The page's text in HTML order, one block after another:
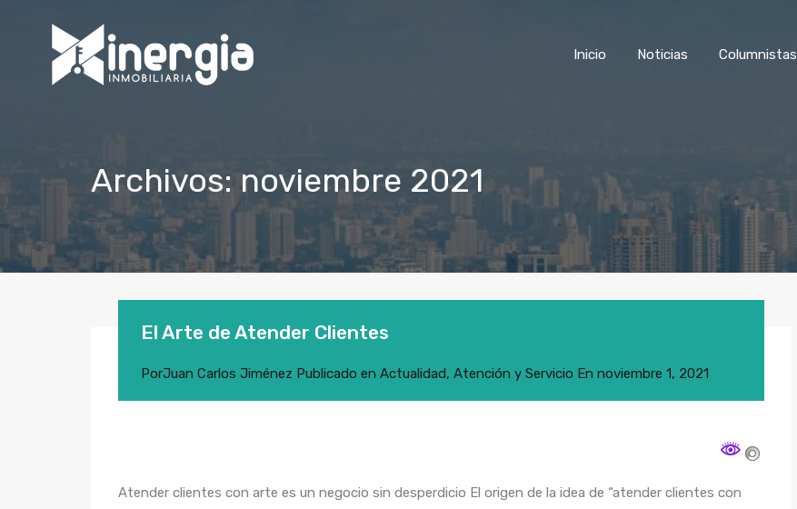
Inicio
Noticias Columnistas
Archivos: noviembre 2021
El Arte de Atender Clientes
PorJuan Carlos Jiménez Publicado en Actualidad, Atención y Servicio En noviembre 1, 2021
Atender clientes con arte es un negocio sin desperdicio El origen de la idea de “atender clientes con